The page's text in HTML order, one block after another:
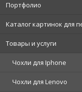
Портфолио
Каталог картинок для
Товары и услуги
Чохли для Iphone
Чохли для Lenovo